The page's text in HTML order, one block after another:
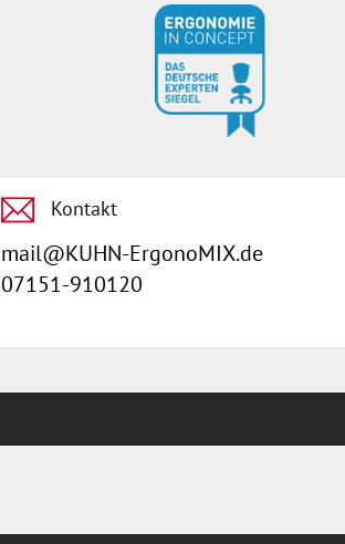
Kontakt
mail@KUHN-ErgonoMIX.de
07151-910120